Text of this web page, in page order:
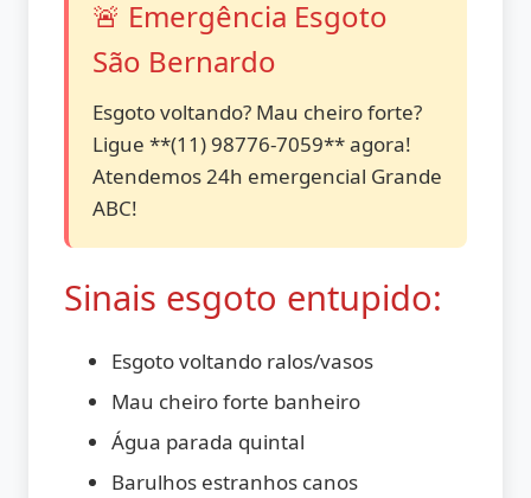
🚨 Emergência Esgoto
São Bernardo
Esgoto voltando? Mau cheiro forte?
Ligue **(11) 98776-7059** agora!
Atendemos 24h emergencial Grande
ABC!
Sinais esgoto entupido:
Esgoto voltando ralos/vasos
Mau cheiro forte banheiro
Água parada quintal
Barulhos estranhos canos